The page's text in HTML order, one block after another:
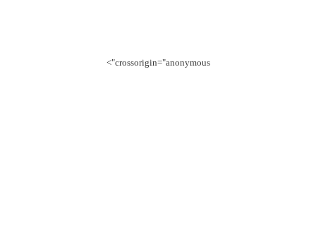
crossorigin="anonymous">